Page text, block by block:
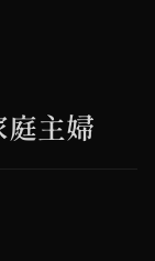
庭主婦